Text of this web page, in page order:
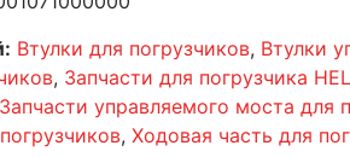
Втулки для погрузчиков, Втулки
, Запчасти для погрузчика
Запчасти управляемого моста для
, Ходовая часть для